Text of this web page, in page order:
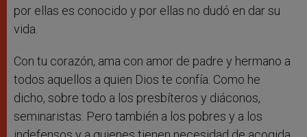
por ellas es conocido y por ellas no dudó en dar su
vida.
Con tu corazón, ama con amor de padre y hermano a
todos aquellos a quien Dios te confía. Como he
dicho, sobre todo a los presbíteros y diáconos,
seminaristas. Pero también a los pobres y a los